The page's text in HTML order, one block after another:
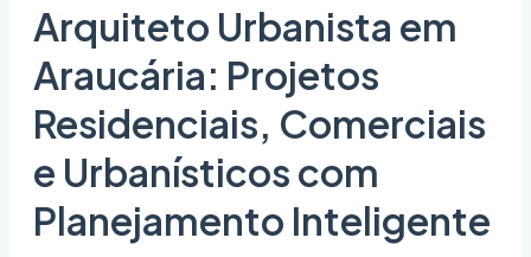
Arquiteto Urbanista em
Araucária: Projetos
Residenciais, Comerciais
e Urbanísticos com
Planejamento Inteligente